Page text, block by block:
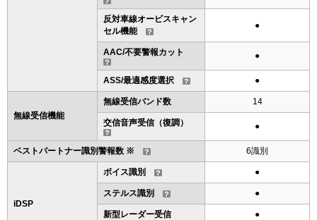
反対車線オービスキャン
セル機能
●
AAC/不要警報カット ●
ASS/最適感度選択 ●
無線受信機能
無線受信バンド数 14
交信音声受信（復調） ●
ベストパートナー識別警報数 ※ 6識別
iDSP
ボイス識別 ●
ステルス識別 ●
新型レーダー受信 ●